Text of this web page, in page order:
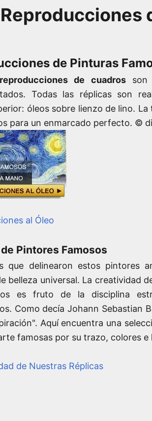
Reproducciones
de Pinturas
reproducciones de cuadrosson
Todas las réplicas son
óleos sobre lienzo de lino.
para un enmarcado perfecto. ©
al Óleo
Pintores Famosos
que delinearon estos pintores
belleza universal. La creatividad
es fruto de la disciplina
Como decía Johann Sebastian
Aquí encuentra una
famosas por su trazo, colores e
de Nuestras Réplicas